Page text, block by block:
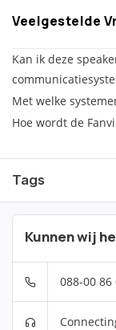
Veelgestelde
Kan ik deze
Met welke
Hoe wordt de
Tags
Kunnen wij
088-00 86